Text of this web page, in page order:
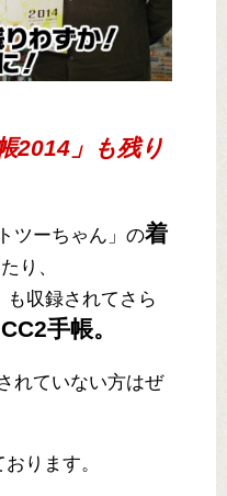
2014」も残り
ツーちゃん」の着
り、
も収録されてさら
手帳。
れていない方はぜ
ります。